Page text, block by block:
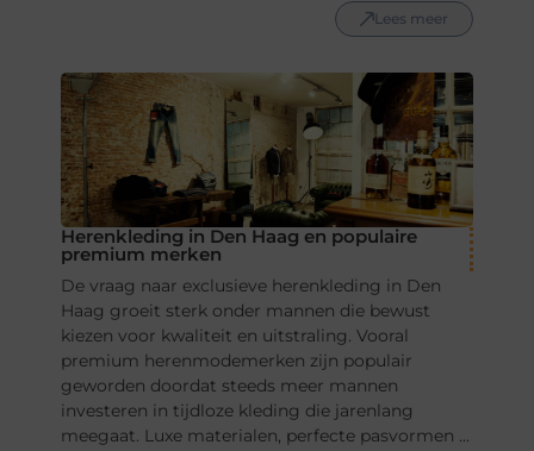
Lees meer
Herenkleding in Den Haag en populaire
premium merken
De vraag naar exclusieve herenkleding in Den
Haag groeit sterk onder mannen die bewust
kiezen voor kwaliteit en uitstraling. Vooral
premium herenmodemerken zijn populair
geworden doordat steeds meer mannen
investeren in tijdloze kleding die jarenlang
meegaat. Luxe materialen, perfecte pasvormen ...